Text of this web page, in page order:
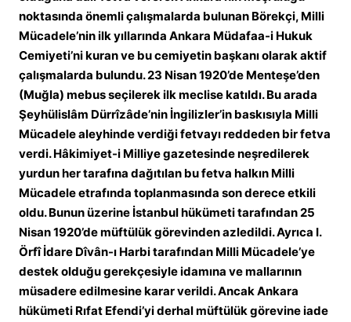
noktasında önemli çalışmalarda bulunan Börekçi, Milli
Mücadele’nin ilk yıllarında Ankara Müdafaa-i Hukuk
Cemiyeti’ni kuran ve bu cemiyetin başkanı olarak aktif
çalışmalarda bulundu. 23 Nisan 1920’de Menteşe’den
(Muğla) mebus seçilerek ilk meclise katıldı. Bu arada
Şeyhülislâm Dürrîzâde’nin İngilizler’in baskısıyla Milli
Mücadele aleyhinde verdiği fetvayı reddeden bir fetva
verdi. Hâkimiyet-i Milliye gazetesinde neşredilerek
yurdun her tarafına dağıtılan bu fetva halkın Milli
Mücadele etrafında toplanmasında son derece etkili
oldu. Bunun üzerine İstanbul hükümeti tarafından 25
Nisan 1920’de müftülük görevinden azledildi. Ayrıca I.
Örfî İdare Dîvân-ı Harbi tarafından Milli Mücadele’ye
destek olduğu gerekçesiyle idamına ve mallarının
müsadere edilmesine karar verildi. Ancak Ankara
hükümeti Rıfat Efendi’yi derhal müftülük görevine iade